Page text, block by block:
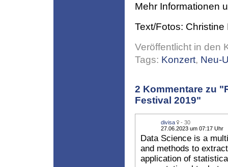
Mehr Informationen
Text/Fotos: Christine
Veröffentlicht in den
Tags: Konzert, Neu-
2 Kommentare zu
Festival 2019"
divisa
- 30
27.06.2023 um 07:17 Uhr
Data Science is a
and methods to
application of